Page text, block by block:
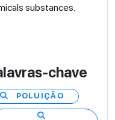
substances.
chave
POLUIÇÃO